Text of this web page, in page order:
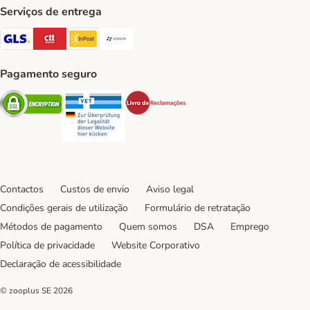
Serviços de entrega
GLS Shipping Method
CTTExpress Shipping Method
InPost Shipping Method
Pagamento seguro
Security Security
Contactos Custos de envio
Aviso legal
Condições gerais de utilização
Formulário de retratação
Métodos de pagamento
Quem somos DSA
Emprego
Política de privacidade
Website Corporativo
Declaração de acessibilidade
© zooplus SE 2026